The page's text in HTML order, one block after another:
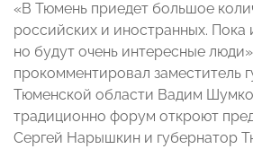
«В Тюмень приедет большое
российских и иностранных. Пока
но будут очень интересные
прокомментировал заместитель
Тюменской области Вадим
традиционно форум откроют
Сергей Нарышкин и губернатор